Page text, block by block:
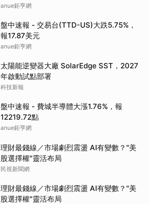
anue鉅亨網
盤中速報 - 交易台(TTD-US)大跌5.75%，
報17.87美元
anue鉅亨網
太陽能逆變器大廠 SolarEdge SST，2027
年啟動試點部署
科技新報
盤中速報 - 費城半導體大漲1.76%，報
12219.72點
anue鉅亨網
理財最錢線／市場劇烈震盪 AI有變數？"美
股選擇權"靈活布局
民視新聞網
理財最錢線／市場劇烈震盪 AI有變數？"美
股選擇權"靈活布局